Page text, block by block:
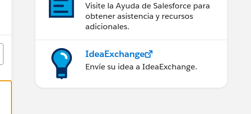
Visite la Ayuda de Salesforce para
obtener asistencia y recursos
adicionales.
IdeaExchange
Envíe su idea a IdeaExchange.